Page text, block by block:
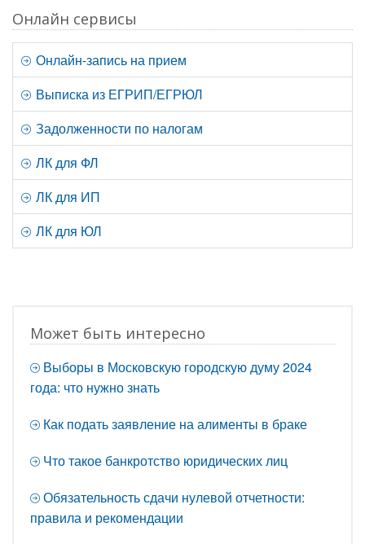
Онлайн сервисы
Онлайн-запись на прием
Выписка из ЕГРИП/ЕГРЮЛ
Задолженности по налогам
ЛК для ФЛ
ЛК для ИП
ЛК для ЮЛ
Может быть интересно
Выборы в Московскую городскую думу 2024
года: что нужно знать
Как подать заявление на алименты в браке
Что такое банкротство юридических лиц
Обязательность сдачи нулевой отчетности:
правила и рекомендации